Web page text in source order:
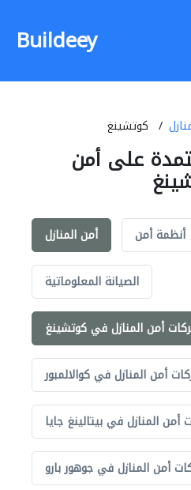
Buildeey
كوتشينغ
على أمن
أمن المنازل أنظمة أمن
الصيانة المعلوماتية
أمن المنازل في كوتشينغ
أمن المنازل في كوالالمبور
أمن المنازل في بيتالينغ جايا
أمن المنازل في جوهور بارو